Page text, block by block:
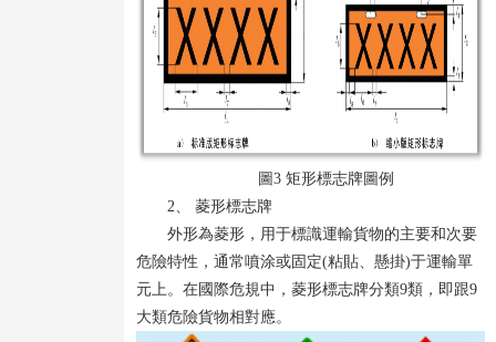
圖3 矩形標志牌圖例
2、 菱形標志牌
外形為菱形，用于標識運輸貨物的主要和次要
危險特性，通常噴涂或固定(粘貼、懸掛)于運輸單
元上。在國際危規中，菱形標志牌分類9類，即跟9
大類危險貨物相對應。